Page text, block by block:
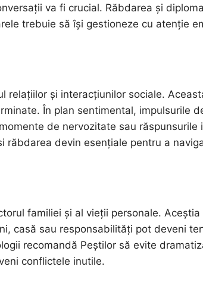
va fi crucial. Răbdarea și
trebuie să își gestioneze cu atenție
relațiilor și interacțiunilor sociale.
În plan sentimental, impulsurile
de nervozitate sau răspunsurile
devin esențiale pentru a
familiei și al vieții personale.
casă sau responsabilități pot deveni
recomandă Peștilor să evite
conflictele inutile.